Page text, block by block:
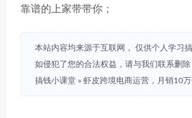
靠谱的上家带带你；
本站内容均来源于互联网， 仅供个人学习
如侵犯了您的合法权益，请与我们联系删除
搞钱小课堂 » 虾皮跨境电商运营，月销10